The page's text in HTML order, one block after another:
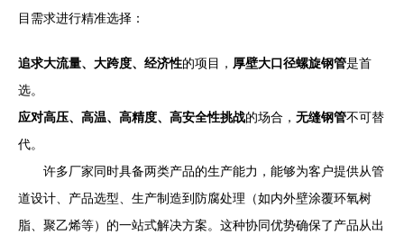
目需求进行精准选择：
追求大流量、大跨度、经济性的项目， 厚壁大口径螺旋钢管是首
选。
应对高压、高温、高精度、高安全性挑战的场合， 无缝钢管不可替
代。
许多厂家同时具备两类产品的生产能力，能够为客户提供从管
道设计、产品选型、生产制造到防腐处理（如内外壁涂覆环氧树
脂、聚乙烯等）的一站式解决方案。这种协同优势确保了产品从出